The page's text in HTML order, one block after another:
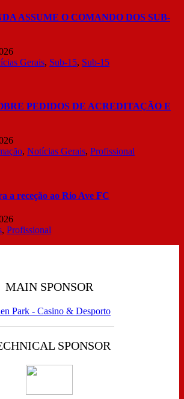
ASSUME O COMANDO DOS SUB-
Gerais, Sub-15, Sub-15
PEDIDOS DE ACREDITAÇÃO E
, Notícias Gerais, Profissional
a receção ao Rio Ave FC
, Profissional
MAIN SPONSOR
SPONSOR